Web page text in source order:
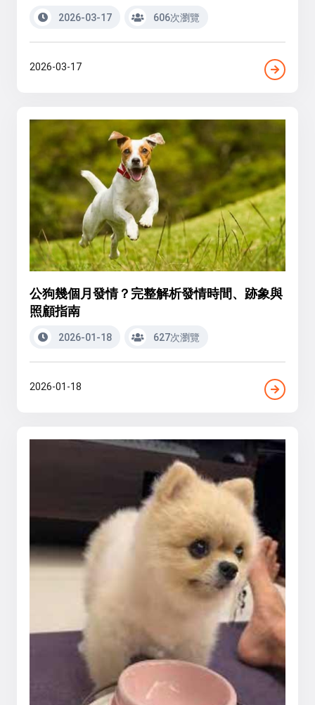
2026-03-17 606次瀏覽
2026-03-17
公狗幾個月發情？完整解析發情時間、跡象與
照顧指南
2026-01-18 627次瀏覽
2026-01-18